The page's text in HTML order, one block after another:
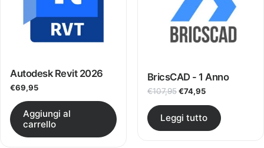
Autodesk Revit 2026
€69,95
Aggiungi al
carrello
Questo prodotto ha più
BricsCAD - 1 Anno
€107,95Il prezzo originale era:
€74,95Il prezzo
Leggi tutto